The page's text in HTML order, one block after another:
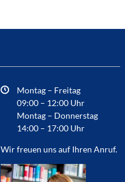
Montag – Freitag
09:00 – 12:00 Uhr
Montag – Donnerstag
14:00 – 17:00 Uhr
Wir freuen uns auf Ihren Anruf.